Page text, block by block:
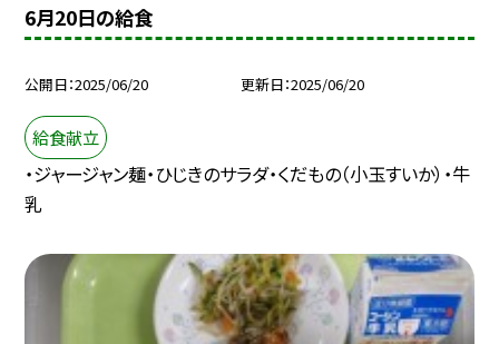
6月20日の給食
公開日 2025/06/20 更新日 2025/06/20
給食献立
・ジャージャン麺・ひじきのサラダ・くだもの（小玉すいか）・牛
乳